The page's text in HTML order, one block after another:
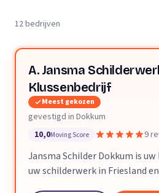
12 bedrijven
A. Jansma
Klussenbedrijf
Meest gekozen
gevestigd in Dokkum
10,0Moving Score 9
Jansma Schilder Dokkum is
uw schilderwerk in Friesland